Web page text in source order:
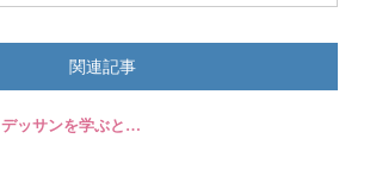
関連記事
デッサンを学ぶと…